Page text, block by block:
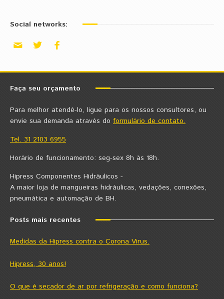
Social networks:
Faça seu orçamento
Para melhor atendê-lo, ligue para os nossos consultores, ou
envie sua demanda através do formulário de contato.
Tel. 31 2103 6955
Horário de funcionamento: seg-sex 8h às 18h.
Hipress Componentes Hidráulicos -
A maior loja de mangueiras hidráulicas, vedações, conexões,
pneumática e automação de BH.
Posts mais recentes
Medidas da Hipress contra o Corona Virus.
Hipress, 30 anos!
O que é secador de ar por refrigeração e como funciona?